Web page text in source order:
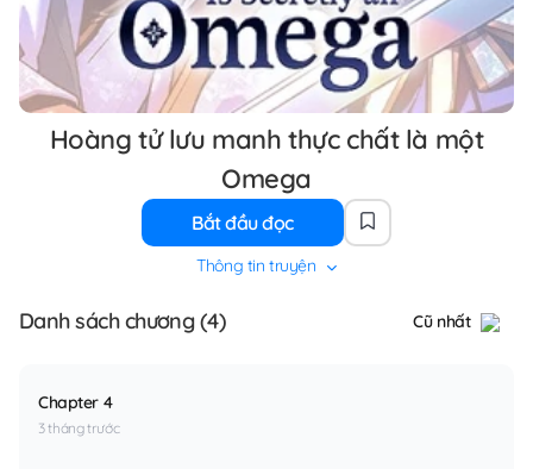
Hoàng tử lưu manh thực chất là một
Omega
Bắt đầu đọc
Thông tin truyện
Danh sách chương (4) Cũ nhất
Chapter 4
3 tháng trước